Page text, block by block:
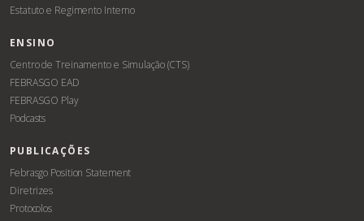
Estatuto e Regimento Interno
ENSINO
Centro de Treinamento e Simulação (CTS)
FEBRASGO EAD
FEBRASGO Play
Podcasts
PUBLICAÇÕES
Febrasgo Position Statement
Diretrizes
Protocolos